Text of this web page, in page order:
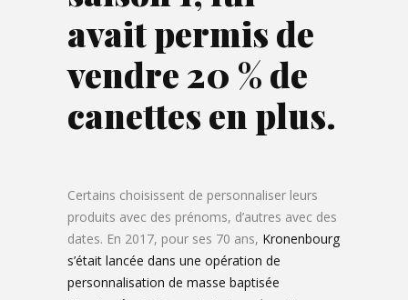
avait permis de
vendre 20 % de
canettes en plus.
Certains choisissent de personnaliser leurs
produits avec des prénoms, d’autres avec des
dates. En 2017, pour ses 70 ans, Kronenbourg
s’était lancée dans une opération de
personnalisation de masse baptisée